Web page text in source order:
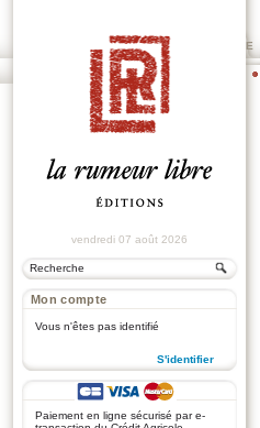
PRIX ROGER DEXTRE
vendredi 07 août 2026
Mon compte
Vous n'êtes pas identifié
S'identifier
Paiement en ligne sécurisé par e-